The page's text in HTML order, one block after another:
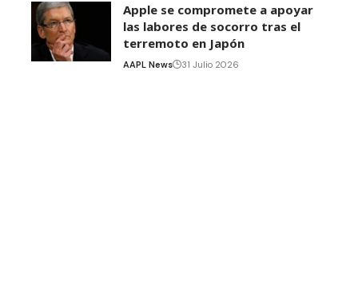
Apple se compromete a apoyar
las labores de socorro tras el
terremoto en Japón
AAPL News 31 Julio 2026